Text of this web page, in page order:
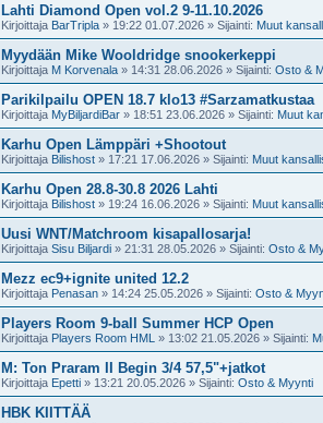
Lahti Diamond Open vol.2 9-11.10.2026
Kirjoittaja BarTripla » 19:22 01.07.2026 » Sijainti: Muut
Myydään Mike Wooldridge snookerkeppi
Kirjoittaja M Korvenala » 14:31 28.06.2026 » Sijainti: Osto &
Parikilpailu OPEN 18.7 klo13 #Sarzamatkustaa
Kirjoittaja MyBiljardiBar » 18:51 23.06.2026 » Sijainti: Muut
Karhu Open Lämppäri +Shootout
Kirjoittaja Bilishost » 17:21 17.06.2026 » Sijainti: Muut
Karhu Open 28.8-30.8 2026 Lahti
Kirjoittaja Bilishost » 19:24 16.06.2026 » Sijainti: Muut
Uusi WNT/Matchroom kisapallosarja!
Kirjoittaja Sisu Biljardi » 21:31 28.05.2026 » Sijainti: Osto &
Mezz ec9+ignite united 12.2
Kirjoittaja Penasan » 14:24 25.05.2026 » Sijainti: Osto &
Players Room 9-ball Summer HCP Open
Kirjoittaja Players Room HML » 13:02 21.05.2026 » Sijainti:
M: Ton Praram II Begin 3/4 57,5"+jatkot
Kirjoittaja Epetti » 13:21 20.05.2026 » Sijainti: Osto & Myynti
HBK KIITTÄÄ